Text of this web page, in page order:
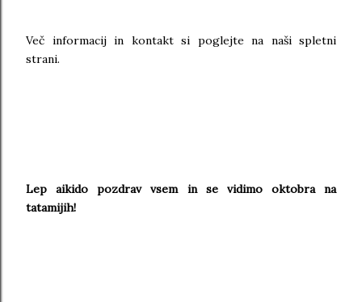
Več informacij in kontakt si poglejte na naši spletni
strani.
Lep aikido pozdrav vsem in se vidimo oktobra na
tatamijih!